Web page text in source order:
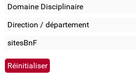
Domaine Disciplinaire
Direction / département
sitesBnF